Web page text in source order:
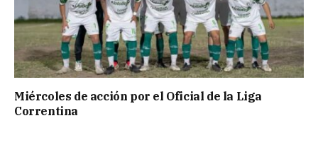
Miércoles de acción por el Oficial de la Liga
Correntina